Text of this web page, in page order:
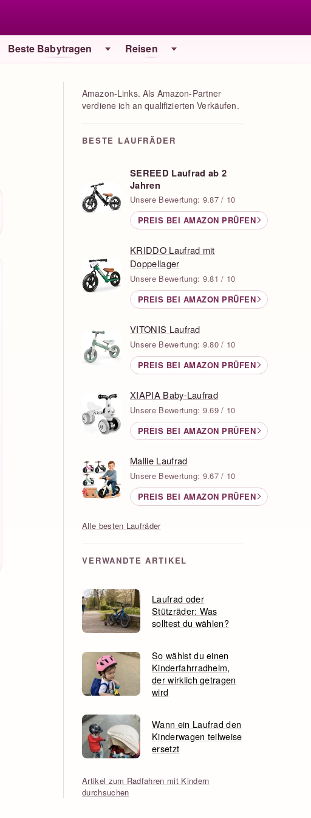
Beste Babytragen Reisen
Amazon-Links. Als Amazon-Partner
verdiene ich an qualifizierten Verkäufen.
BESTE LAUFRÄDER
SEREED Laufrad ab 2
Jahren
Unsere Bewertung: 9.87 / 10
PREIS BEI AMAZON PRÜFEN
KRIDDO Laufrad mit
Doppellager
Unsere Bewertung: 9.81 / 10
PREIS BEI AMAZON PRÜFEN
VITONIS Laufrad
Unsere Bewertung: 9.80 / 10
PREIS BEI AMAZON PRÜFEN
XIAPIA Baby-Laufrad
Unsere Bewertung: 9.69 / 10
PREIS BEI AMAZON PRÜFEN
Mallie Laufrad
Unsere Bewertung: 9.67 / 10
PREIS BEI AMAZON PRÜFEN
Alle besten Laufräder
VERWANDTE ARTIKEL
Laufrad oder
Stützräder: Was
solltest du wählen?
So wählst du einen
Kinderfahrradhelm,
der wirklich getragen
wird
Wann ein Laufrad den
Kinderwagen teilweise
ersetzt
Artikel zum Radfahren mit Kindern
durchsuchen